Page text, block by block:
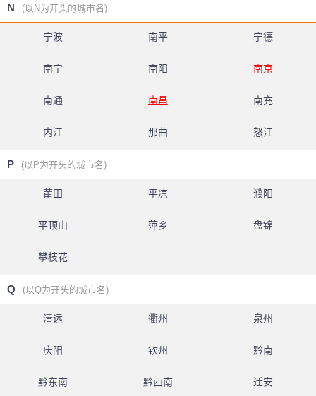
N (以N为开头的城市名)
宁波 南平 宁德
南宁 南阳 南京
南通 南昌 南充
内江 那曲 怒江
P (以P为开头的城市名)
莆田 平凉 濮阳
平顶山 萍乡 盘锦
攀枝花
Q (以Q为开头的城市名)
清远 衢州 泉州
庆阳 钦州 黔南
黔东南 黔西南 迁安